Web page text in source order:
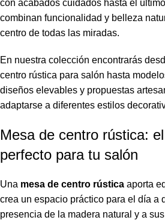
con acabados cuidados hasta el
combinan funcionalidad y belleza
centro de todas las miradas.
En nuestra colección encontrarás
centro rústica para salón hasta
diseños elevables y propuestas
adaptarse a diferentes estilos
Mesa de centro rústica:
perfecto para tu salón
Una mesa de centro rústica aporta
crea un espacio práctico para el día a
presencia de la madera natural y a